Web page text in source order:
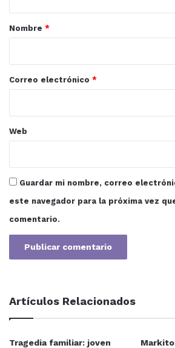
r
*
Nombre *
Correo electrónico *
Web
Guardar mi nombre, correo
este navegador para la próxima vez
comentario.
Artículos Relacionados
Tragedia familiar: joven